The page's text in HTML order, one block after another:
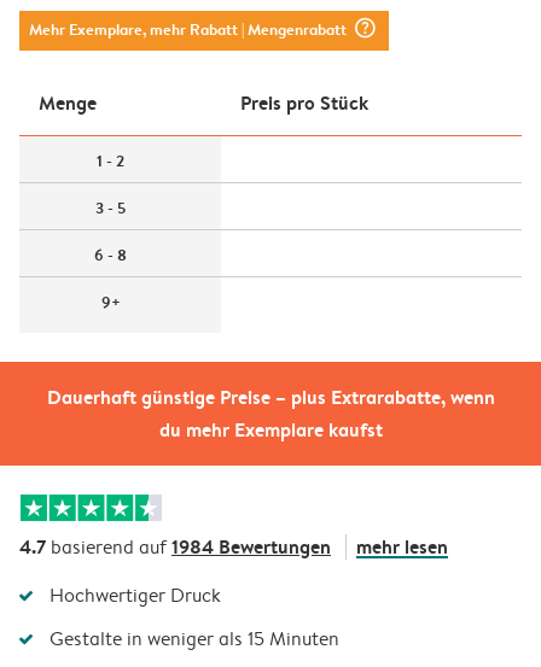
Dauerhaft günstige Preise – plus Extrarabatte, wenn
du mehr Exemplare kaufst
Mehr Exemplare, mehr Rabatt| Mengenrabatt question_mark_circle
Menge Preis pro Stück
1 - 2
3 - 5
6 - 8
9+
4.7 basierend auf1984 Bewertungen mehr lesen
Hochwertiger Druck
Gestalte in weniger als 15 Minuten